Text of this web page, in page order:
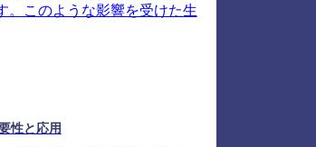
。このような影響を受けた生
性と応用